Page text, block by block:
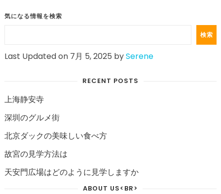
気になる情報を検索
検索
Last Updated on 7月 5, 2025 bySerene
RECENT POSTS
上海静安寺
深圳のグルメ街
北京ダックの美味しい食べ方
故宮の見学方法は
天安門広場はどのように見学しますか
ABOUT US<BR>